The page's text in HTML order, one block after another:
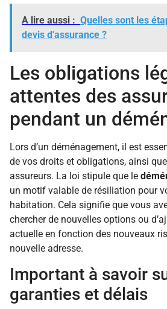
A lire aussi : Quelles sont les
devis d'assurance ?
Les obligations
attentes des
pendant un
Lors d’un déménagement, il est
de vos droits et obligations, ainsi
assureurs. La loi stipule que le
un motif valable de résiliation pour
habitation. Cela signifie que vous
chercher de nouvelles options ou
actuelle en fonction des nouveaux
nouvelle adresse.
Important à savoir
garanties et délais